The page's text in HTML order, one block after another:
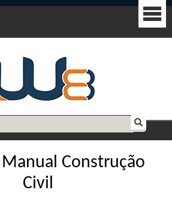
Construção
Civil